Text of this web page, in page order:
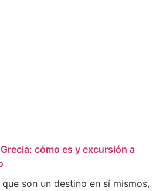
cómo es y excursión a
son un destino en sí mismos,